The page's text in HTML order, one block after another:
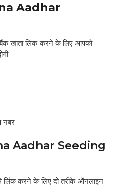
Aadhar
खाता लिंक करने के लिए आपको
–
नंबर
Aadhar Seeding
लिंक करने के लिए दो तरीके ऑनलाइन